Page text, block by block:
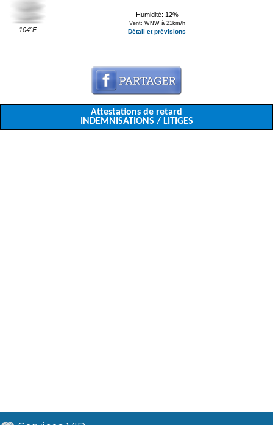
104°F
Humidité: 12%
Vent: WNW à 21km/h
Détail et prévisions
Attestations de retard
INDEMNISATIONS / LITIGES